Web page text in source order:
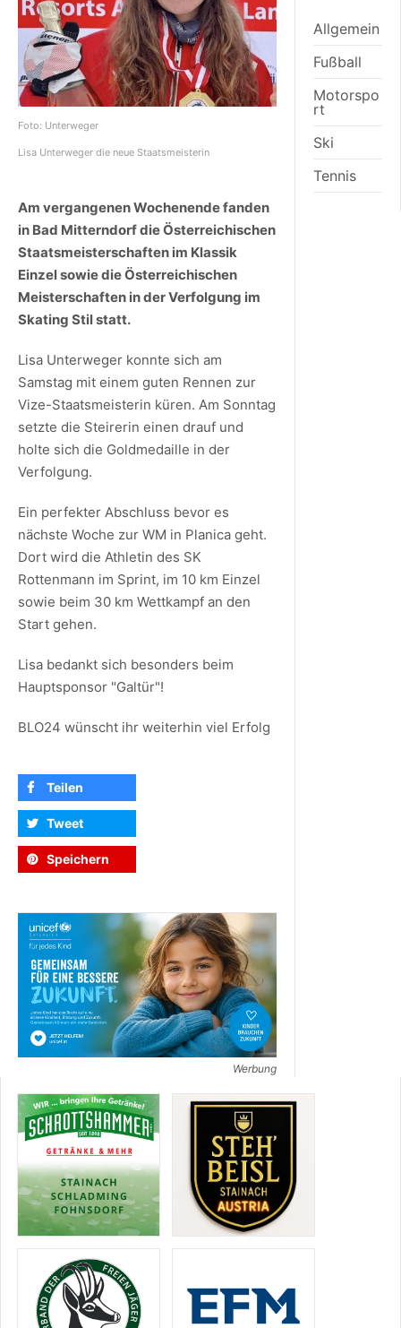
Foto: Unterweger
Lisa Unterweger die neue Staatsmeisterin
Am vergangenen Wochenende fanden
in Bad Mitterndorf die Österreichischen
Staatsmeisterschaften im Klassik
Einzel sowie die Österreichischen
Meisterschaften in der Verfolgung im
Skating Stil statt.
Lisa Unterweger konnte sich am
Samstag mit einem guten Rennen zur
Vize-Staatsmeisterin küren. Am Sonntag
setzte die Steirerin einen drauf und
holte sich die Goldmedaille in der
Verfolgung.
Ein perfekter Abschluss bevor es
nächste Woche zur WM in Planica geht.
Dort wird die Athletin des SK
Rottenmann im Sprint, im 10 km Einzel
sowie beim 30 km Wettkampf an den
Start gehen.
Lisa bedankt sich besonders beim
Hauptsponsor "Galtür"!
BLO24 wünscht ihr weiterhin viel Erfolg
Teilen
Tweet
Speichern
Werbung
Allgemein
Fußball
Motorspo
rt
Ski
Tennis